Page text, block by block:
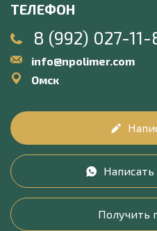
ТЕЛЕФОН
8 (992) 027-
info@npolimer.com
Омск
Получить